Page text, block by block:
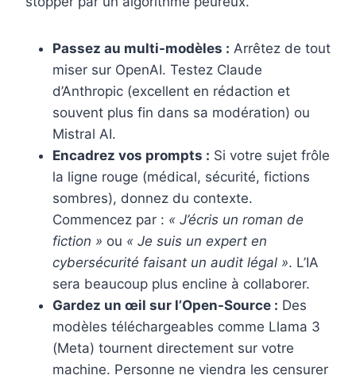
Passez au multi-modèles : Arrêtez de tout
miser sur OpenAI. Testez Claude
d’Anthropic (excellent en rédaction et
souvent plus fin dans sa modération) ou
Mistral AI.
Encadrez vos prompts : Si votre sujet frôle
la ligne rouge (médical, sécurité, fictions
sombres), donnez du contexte.
Commencez par : « J’écris un roman de
fiction » ou « Je suis un expert en
cybersécurité faisant un audit légal ». L’IA
sera beaucoup plus encline à collaborer.
Gardez un œil sur l’Open-Source : Des
modèles téléchargeables comme Llama 3
(Meta) tournent directement sur votre
machine. Personne ne viendra les censurer